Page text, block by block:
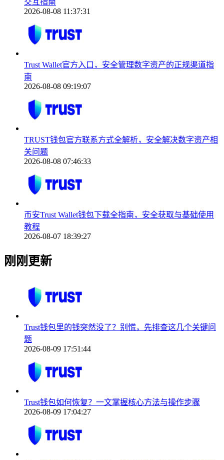
交互指南
2026-08-08 11:37:31
Trust Wallet官方入口，安全管理数字资产的正规渠道指
南
2026-08-08 09:19:07
TRUST钱包官方联系方式全解析，安全解决数字资产相
关问题
2026-08-08 07:46:33
币安Trust Wallet钱包下载全指南，安全获取与基础使用
教程
2026-08-07 18:39:27
刚刚更新
Trust钱包里的钱突然没了？别慌，先排查这几个关键问
题
2026-08-09 17:51:44
Trust钱包如何恢复？一文掌握核心方法与操作步骤
2026-08-09 17:04:27